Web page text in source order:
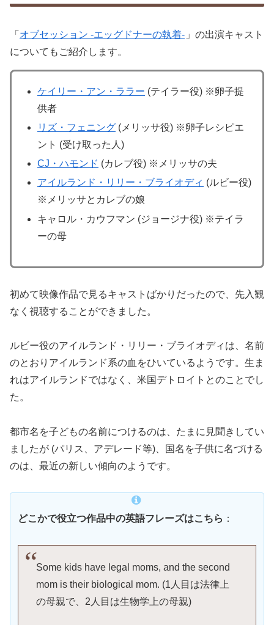
「 オブセッション -エッグドナーの執着- 」の出演キャスト
についてもご紹介します。
ケイリー・アン・ララー (テイラー役) ※卵子提
供者
リズ・フェニング(メリッサ役) ※卵子レシピエ
ント (受け取った人)
CJ・ハモンド (カレブ役) ※メリッサの夫
アイルランド・リリー・ブライオディ (ルビー役)
※メリッサとカレブの娘
キャロル・カウフマン (ジョージナ役) ※テイラ
ーの母
初めて映像作品で見るキャストばかりだったので、先入観
なく視聴することができました。
ルビー役のアイルランド・リリー・ブライオディは、名前
のとおりアイルランド系の血をひいているようです。生ま
れはアイルランドではなく、米国デトロイトとのことでし
た。
都市名を子どもの名前につけるのは、たまに見聞きしてい
ましたが (パリス、アデレード等)、国名を子供に名づける
のは、最近の新しい傾向のようです。
どこかで役立つ作品中の英語フレーズはこちら ：
Some kids have legal moms, and the second
mom is their biological mom. (1人目は法律上
の母親で、2人目は生物学上の母親)